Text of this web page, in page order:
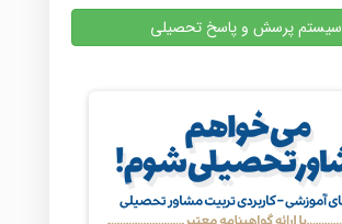
سیستم پرسش و پاسخ تحصیلی